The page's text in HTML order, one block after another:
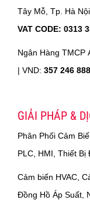
Tây Mỗ, Tp. Hà Nội.
VAT CODE: 0313
Ngân Hàng TMCP
| VND: 357 246 888
GIẢI PHÁP &
Phân Phối Cảm
PLC, HMI, Thiết Bị
Cảm biến HVAC,
Đồng Hồ Áp Suất,